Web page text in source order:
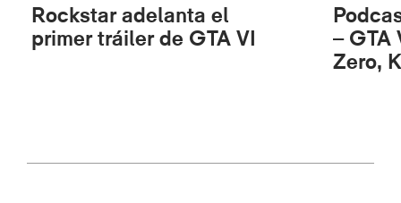
Rockstar adelanta el
primer tráiler de GTA VI
– GTA
Zero,